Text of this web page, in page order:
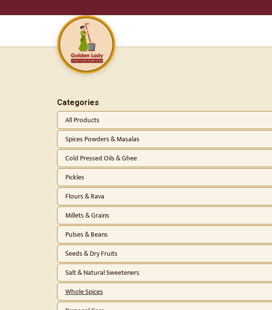
Categories
All Products
Spices Powders & Masalas
Cold Pressed Oils & Ghee
Pickles
Flours & Rava
Millets & Grains
Pulses & Beans
Seeds & Dry Fruits
Salt & Natural Sweeteners
Whole Spices